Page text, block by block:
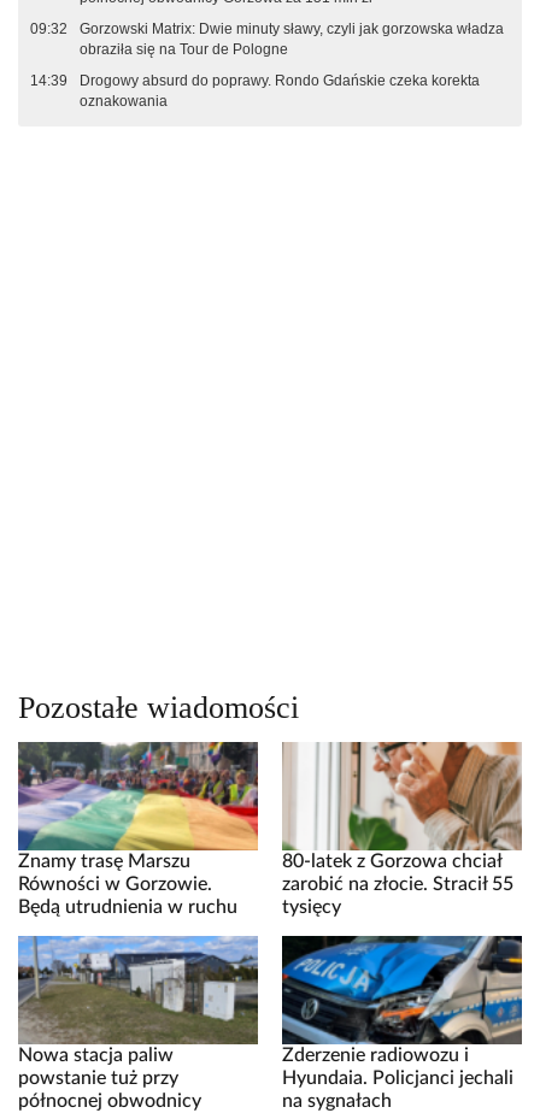
09:32
Gorzowski Matrix: Dwie minuty sławy, czyli jak gorzowska władza
obraziła się na Tour de Pologne
14:39
Drogowy absurd do poprawy. Rondo Gdańskie czeka korekta
oznakowania
Pozostałe wiadomości
Znamy trasę Marszu
Równości w Gorzowie.
Będą utrudnienia w ruchu
80-latek z Gorzowa chciał
zarobić na złocie. Stracił 55
tysięcy
Nowa stacja paliw
powstanie tuż przy
północnej obwodnicy
Zderzenie radiowozu i
Hyundaia. Policjanci jechali
na sygnałach